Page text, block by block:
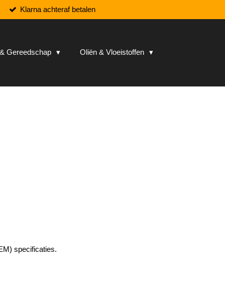
Klarna achteraf betalen
Gereedschap
Oliën & Vloeistoffen
specificaties.